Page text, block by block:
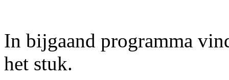
In bijgaand programma
het stuk.